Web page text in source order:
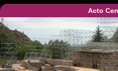
Acto